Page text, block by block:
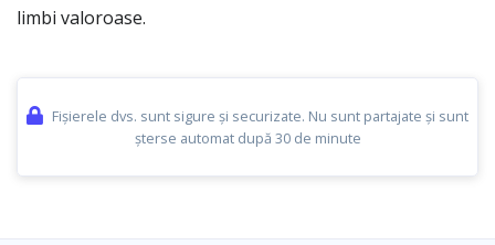
limbi valoroase.
Fișierele dvs. sunt sigure și securizate. Nu sunt partajate și sunt
șterse automat după 30 de minute